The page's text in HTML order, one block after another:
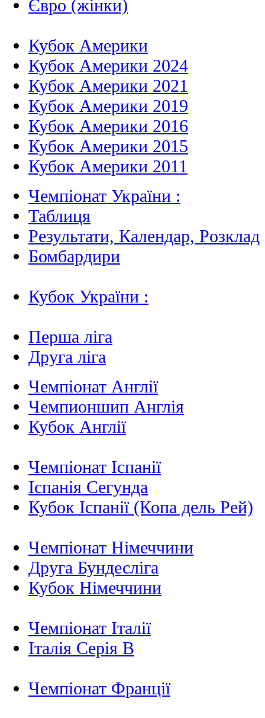
Євро (жінки)
Кубок Америки
Кубок Америки 2024
Кубок Америки 2021
Кубок Америки 2019
Кубок Америки 2016
Кубок Америки 2015
Кубок Америки 2011
Чемпіонат України :
Таблиця
Результати, Календар, Poзклад
Бомбардири
Кубок України :
Перша ліга
Друга ліга
Чемпіонат Англії
Чемпионшип Англія
Кубок Англії
Чемпіонат Іспанії
Іспанія Сегунда
Кубок Іспанії (Копа дель Рей)
Чемпіонат Німеччини
Друга Бундесліга
Кубок Німеччини
Чемпіонат Італії
Італія Серія B
Чемпіонат Франції